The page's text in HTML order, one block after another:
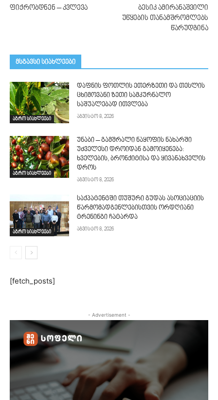
ფიქრობდნენ – კვლევა
ბესიკ ამირანაშვილი
უწყების თანამშრომლებს
წარუდგინა
მსგავსი სიახლეები
აგრო სიახლეები
დაფნის ფოთლის ეთერზეთი და თესლის
ცხიმოვანი ზეთი სამკურნალო
საშუალებად ითვლება
აგვისტო 8, 2026
აგრო სიახლეები
უნაბი – გამშრალი ნაყოფის ნახარში
უძველესი დროიდან გამოიყენება:
ხველების, ბრონქიტისა და ყივანახველის
დროს
აგვისტო 8, 2026
აგრო სიახლეები
საქპატენტში თუშური გუდას ასოციაციის
წარმომადგენლებისთვის ორდღიანი
ტრენინგი ჩატარდა
აგვისტო 8, 2026
[fetch_posts]
- Advertisement -